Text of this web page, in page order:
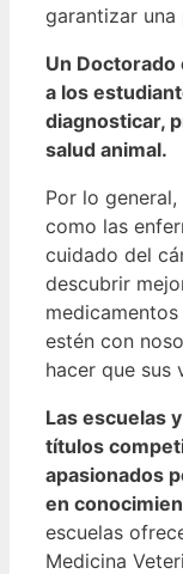
garantizar una
Un Doctorado
a los
diagnosticar,
salud animal.
Por lo
como las
cuidado del
descubrir
estén con
hacer que sus
Las escuelas
títulos
apasionados
en
escuelas
Medicina